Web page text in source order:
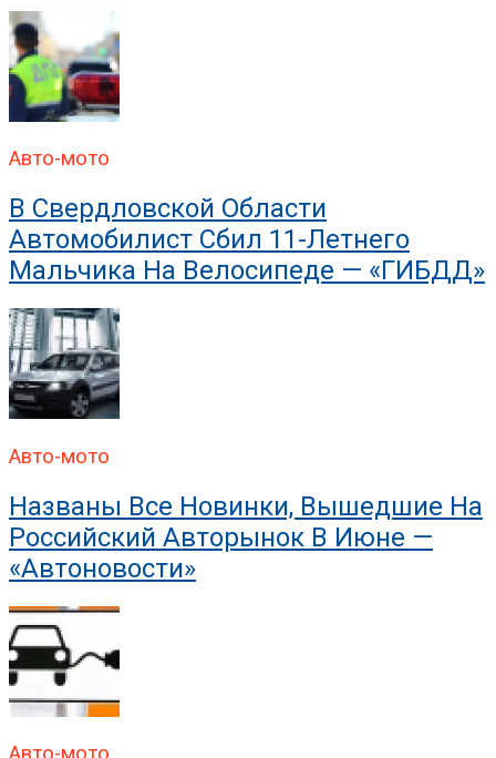
Авто-мото
В Свердловской Области
Автомобилист Сбил 11-Летнего
Мальчика На Велосипеде — «ГИБДД»
Авто-мото
Названы Все Новинки, Вышедшие На
Российский Авторынок В Июне —
«Автоновости»